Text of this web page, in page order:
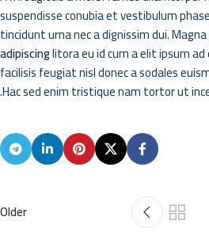
suspendisse conubia et vestibulum
tincidunt urna nec a dignissim dui.
adipiscinglitora eu id cum a elit ipsum
facilisis feugiat nisl donec a sodales
Hac sed enim tristique nam tortor ut
Older